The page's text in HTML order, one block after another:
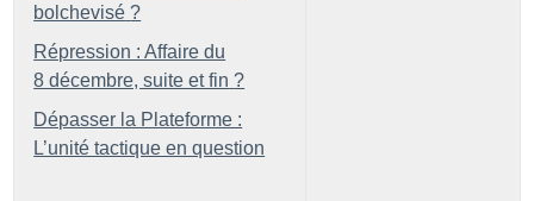
bolchevisé ?
Répression : Affaire du
8 décembre, suite et fin ?
Dépasser la Plateforme :
L’unité tactique en question